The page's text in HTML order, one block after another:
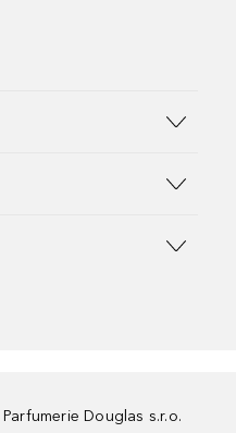
Parfumerie Douglas s.r.o.